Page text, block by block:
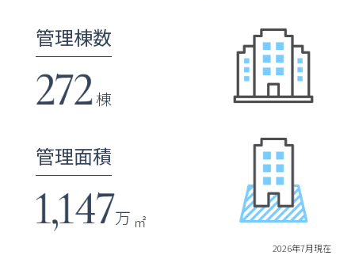
管理棟数
棟
管理面積
万 ㎡
2026年7月現在